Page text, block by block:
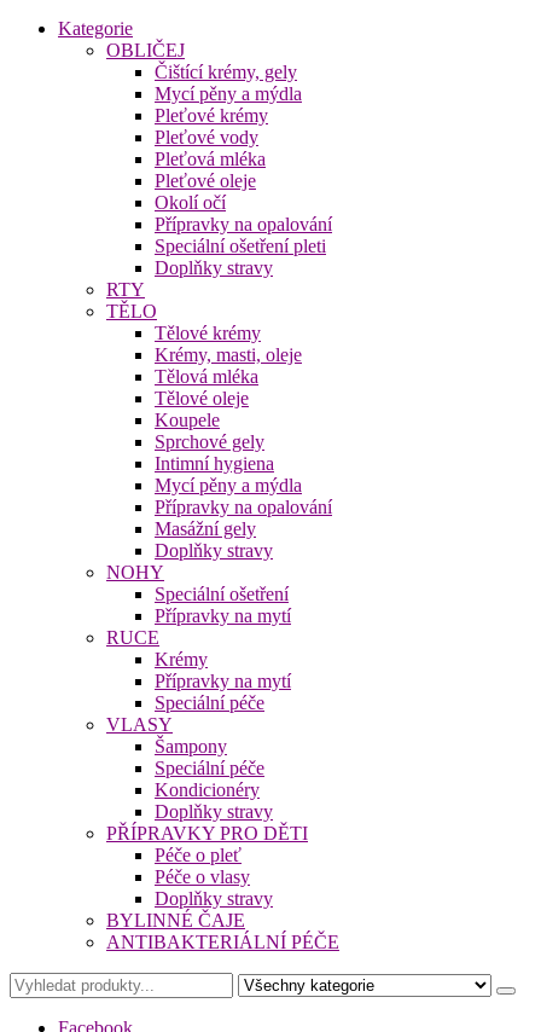
Kategorie
OBLIČEJ
Čištící krémy, gely
Mycí pěny a mýdla
Pleťové krémy
Pleťové vody
Pleťová mléka
Pleťové oleje
Okolí očí
Přípravky na opalování
Speciální ošetření pleti
Doplňky stravy
RTY
TĚLO
Tělové krémy
Krémy, masti, oleje
Tělová mléka
Tělové oleje
Koupele
Sprchové gely
Intimní hygiena
Mycí pěny a mýdla
Přípravky na opalování
Masážní gely
Doplňky stravy
NOHY
Speciální ošetření
Přípravky na mytí
RUCE
Krémy
Přípravky na mytí
Speciální péče
VLASY
Šampony
Speciální péče
Kondicionéry
Doplňky stravy
PŘÍPRAVKY PRO DĚTI
Péče o pleť
Péče o vlasy
Doplňky stravy
BYLINNÉ ČAJE
ANTIBAKTERIÁLNÍ PÉČE